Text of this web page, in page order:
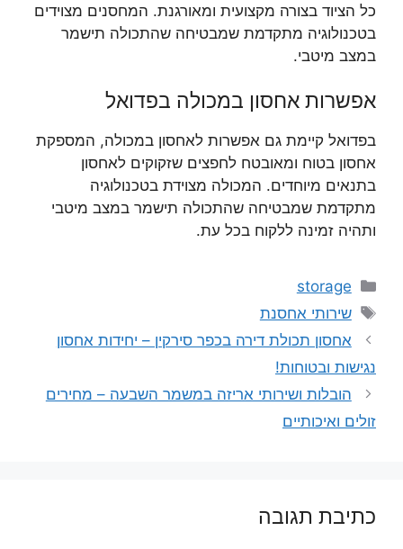
כל הציוד בצורה מקצועית ומאורגנת. המחסנים מצוידים
בטכנולוגיה מתקדמת שמבטיחה שהתכולה תישמר
במצב מיטבי.
אפשרות אחסון במכולה בפדואל
בפדואל קיימת גם אפשרות לאחסון במכולה, המספקת
אחסון בטוח ומאובטח לחפצים שזקוקים לאחסון
בתנאים מיוחדים. המכולה מצוידת בטכנולוגיה
מתקדמת שמבטיחה שהתכולה תישמר במצב מיטבי
ותהיה זמינה ללקוח בכל עת.
קטגוריות
storage
תגיות
שירותי אחסנת
אחסון תכולת דירה בכפר סירקין – יחידות אחסון
נגישות ובטוחות!
הובלות ושירותי אריזה במשמר השבעה – מחירים
זולים ואיכותיים
כתיבת תגובה